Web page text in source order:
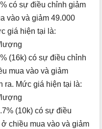
có sự điều chỉnh giảm
vào và giảm 49.000
giá hiện tại là:
lượng
(16k) có sự điều chỉnh
mua vào và giảm
ra. Mức giá hiện tại là:
lượng
(10k) có sự điều
chiều mua vào và giảm